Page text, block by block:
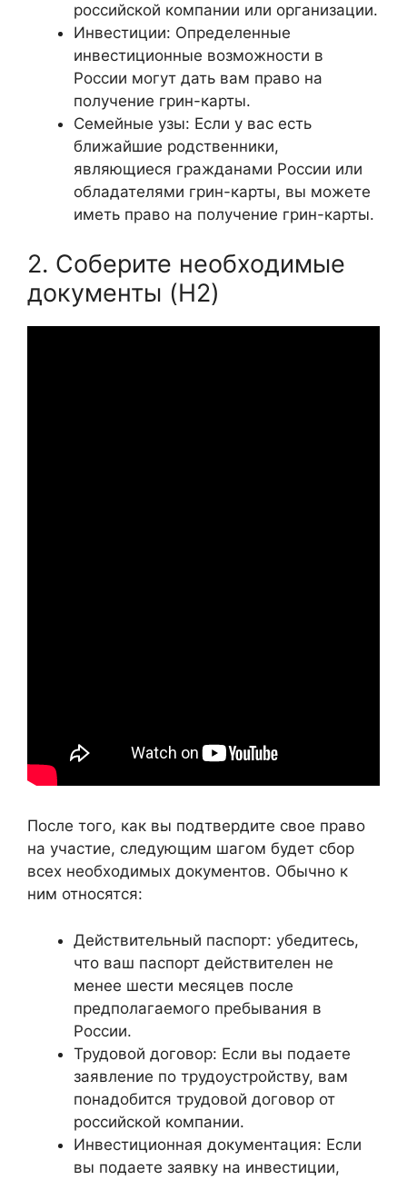
российской компании или организации.
Инвестиции: Определенные
инвестиционные возможности в
России могут дать вам право на
получение грин-карты.
Семейные узы: Если у вас есть
ближайшие родственники,
являющиеся гражданами России или
обладателями грин-карты, вы можете
иметь право на получение грин-карты.
2. Соберите необходимые
документы (H2)
После того, как вы подтвердите свое право
на участие, следующим шагом будет сбор
всех необходимых документов. Обычно к
ним относятся:
Действительный паспорт: убедитесь,
что ваш паспорт действителен не
менее шести месяцев после
предполагаемого пребывания в
России.
Трудовой договор: Если вы подаете
заявление по трудоустройству, вам
понадобится трудовой договор от
российской компании.
Инвестиционная документация: Если
вы подаете заявку на инвестиции,